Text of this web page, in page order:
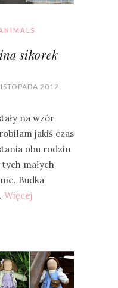
sikorek
2012
na wzór
jakiś czas
obu rodzin
małych
Budka
Więcej